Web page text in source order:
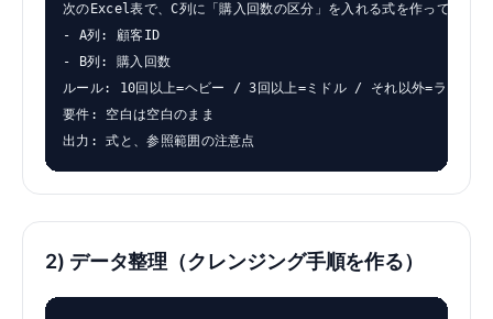
次のExcel表で、C列に「購入回数の区分」を入れる式を作ってくだ
- A列: 顧客ID
- B列: 購入回数
ルール: 10回以上=ヘビー / 3回以上=ミドル / それ以外=ライト
要件: 空白は空白のまま
出力: 式と、参照範囲の注意点
2) データ整理（クレンジング手順を作る）